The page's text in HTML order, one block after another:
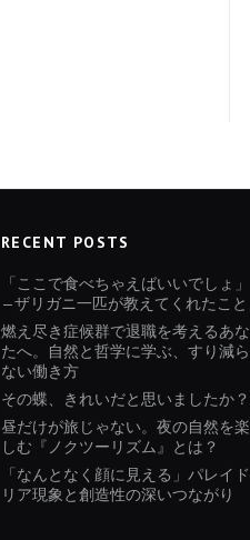
RECENT POSTS
「ここで食べちゃえばいいでしょ」
—ザリガニ一匹が教えてくれたこと
燃え尽き症候群で退職を考えるあな
たへ。自然と哲学に学ぶ、すり減ら
ない働き方
その蝶、きれいだと思いましたか？
昼だけが旅じゃない。夜の自然を楽
しむ『ノクツーリズム』とは？
「なんとなく顔に見える」パレイド
リア現象と創造性の深いつながり